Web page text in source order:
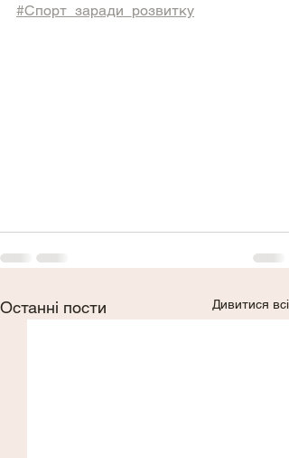
#Спорт_заради_розвитку
Останні пости Дивитися всі